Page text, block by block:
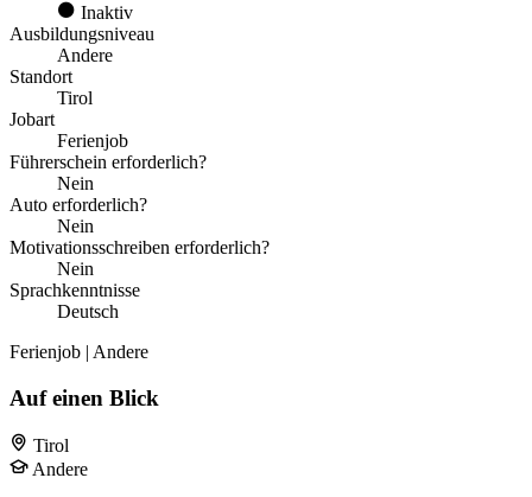
Inaktiv
Ausbildungsniveau
Andere
Standort
Tirol
Jobart
Ferienjob
Führerschein erforderlich?
Nein
Auto erforderlich?
Nein
Motivationsschreiben erforderlich?
Nein
Sprachkenntnisse
Deutsch
Ferienjob | Andere
Auf einen Blick
Tirol
Andere